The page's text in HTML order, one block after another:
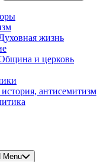
жизнь
и церковь
антисемитизм
Menu